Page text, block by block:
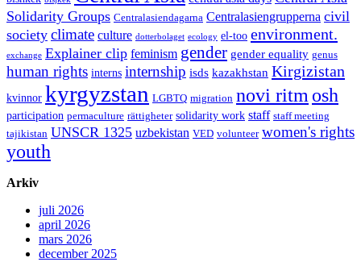
Solidarity Groups Centralasiendagarna Centralasiengrupperna civil
society climate culture dotterbolaget ecology el-too environment.
exchange Explainer clip feminism gender gender equality genus
human rights interns internship isds kazakhstan Kirgizistan
kvinnor kyrgyzstan LGBTQ migration novi ritm osh
participation permaculture rättigheter solidarity work staff staff meeting
tajikistan UNSCR 1325 uzbekistan VED volunteer women's rights
youth
Arkiv
juli 2026
april 2026
mars 2026
december 2025